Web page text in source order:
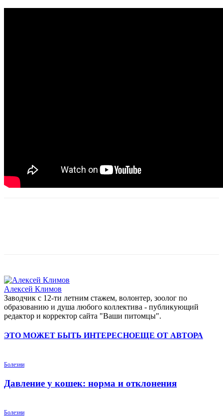
Алексей Климов
Заводчик c 12-ти летним стажем, волонтер, зоолог по
образованию и душа любого коллектива - публикующий
редактор и корректор сайта "Ваши питомцы".
ЭТО МОЖЕТ БЫТЬ ИНТЕРЕСНОЕЩЕ ОТ АВТОРА
Болезни
Давление у кошек: норма и отклонения
Болезни